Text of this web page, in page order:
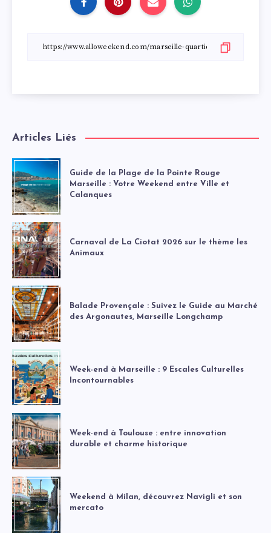
Articles Liés
Guide de la Plage de la Pointe Rouge
Marseille : Votre Weekend entre Ville et
Calanques
Carnaval de La Ciotat 2026 sur le thème les
Animaux
Balade Provençale : Suivez le Guide au Marché
des Argonautes, Marseille Longchamp
Week-end à Marseille : 9 Escales Culturelles
Incontournables
Week-end à Toulouse : entre innovation
durable et charme historique
Weekend à Milan, découvrez Navigli et son
mercato